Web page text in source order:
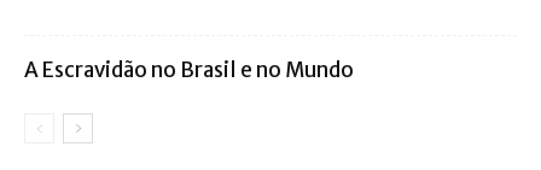
A Escravidão no Brasil e no Mundo